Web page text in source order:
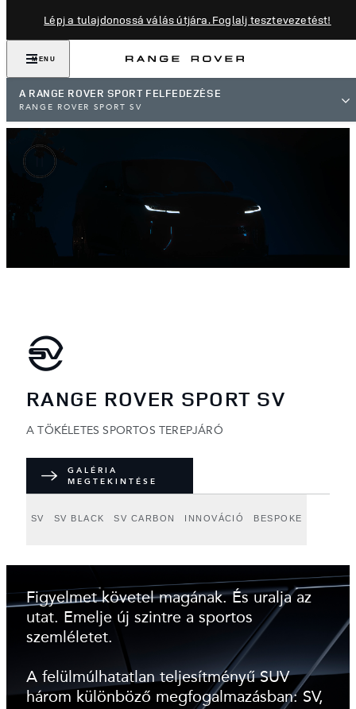
Lépj a tulajdonossá válás útjára. Foglalj tesztevezetést!
MENU
A RANGE ROVER SPORT FELFEDEZÉSE
RANGE ROVER SPORT SV
RANGE ROVER SPORT SV
A TÖKÉLETES SPORTOS TEREPJÁRÓ
GALÉRIA
MEGTEKINTÉSE
SV SV BLACK SV CARBON INNOVÁCIÓ BESPOKE
Figyelmet követel magának. És uralja az
utat. Emelje új szintre a sportos
szemléletet.
A felülmúlhatatlan teljesítményű SUV
három különböző megfogalmazásban: SV,